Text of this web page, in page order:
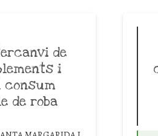
de
i
consum
de roba